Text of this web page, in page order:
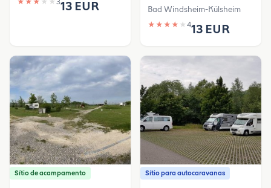
13 EUR Bad Windsheim-Külsheim
★ ★ ★ ★ ★ 413 EUR
Sítio de acampamento Sítio para autocaravanas